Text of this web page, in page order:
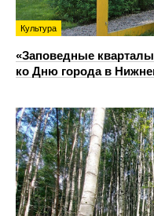
Культура
«Заповедные
ко Дню города в